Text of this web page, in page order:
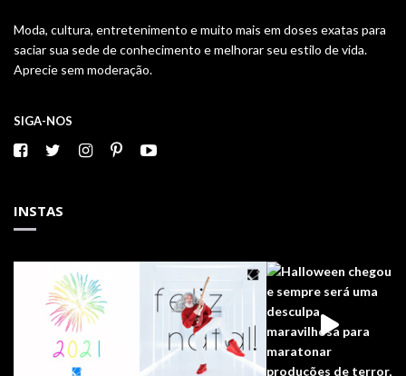
Moda, cultura, entretenimento e muito mais em doses exatas para
saciar sua sede de conhecimento e melhorar seu estilo de vida.
Aprecie sem moderação.
SIGA-NOS
INSTAS